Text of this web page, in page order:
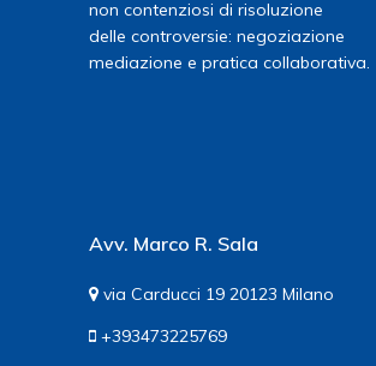
non contenziosi di risoluzione
delle controversie: negoziazione
mediazione e pratica collaborativa.
Avv. Marco R. Sala
via Carducci 19 20123 Milano
+393473225769